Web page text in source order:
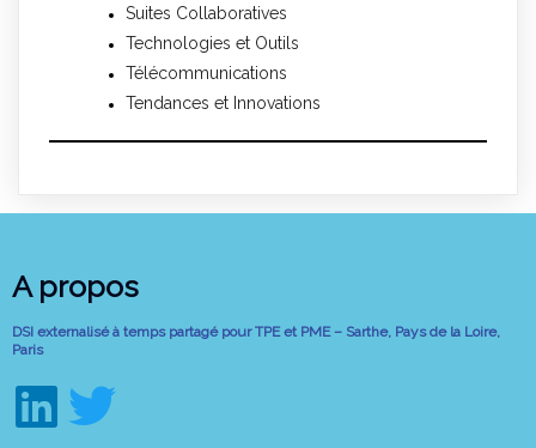
Suites Collaboratives
Technologies et Outils
Télécommunications
Tendances et Innovations
A propos
DSI externalisé à temps partagé pour TPE et PME – Sarthe, Pays de la Loire,
Paris